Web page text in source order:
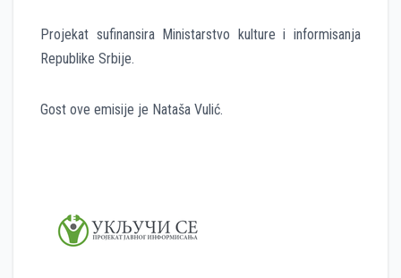
Projekat sufinansira Ministarstvo kulture i informisanja
Republike Srbije.
Gost ove emisije je Nataša Vulić.